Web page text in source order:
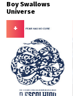
Boy Swallows
Universe
+